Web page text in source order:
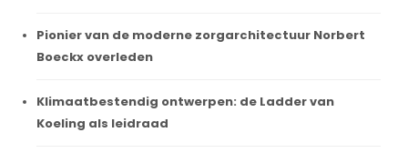
Pionier van de moderne zorgarchitectuur Norbert
Boeckx overleden
Klimaatbestendig ontwerpen: de Ladder van
Koeling als leidraad